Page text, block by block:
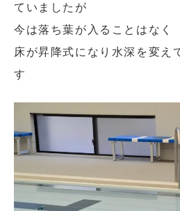
ていましたが
今は落ち葉が入ることはなく
床が昇降式になり水深を変え
す